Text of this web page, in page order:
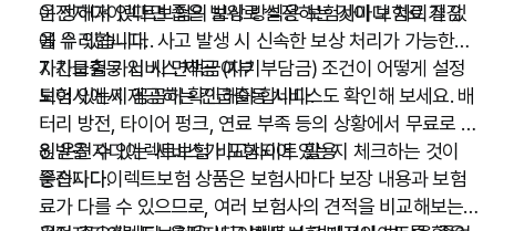
이 정해져 있다면 좁은 범위로 설정하는 것이 보험료 절감
에 유리합니다.
운전자다이렉트보험의 보상 방식은 보험사마다 차이가 있
을 수 있습니다. 사고 발생 시 신속한 보상 처리가 가능한지,
자차보험 가입 시 면책금(자기부담금) 조건이 어떻게 설정
되어 있는지 꼼꼼히 확인해야 합니다.
7. 긴급출동 서비스 제공 여부
보험사에서 제공하는 긴급출동 서비스도 확인해 보세요. 배
터리 방전, 타이어 펑크, 연료 부족 등의 상황에서 무료로 지
원받을 수 있는 서비스가 포함되어 있는지 체크하는 것이
좋습니다.
8. 운전자다이렉트보험 비교사이트 활용
운전자다이렉트보험 상품은 보험사마다 보장 내용과 보험
료가 다를 수 있으므로, 여러 보험사의 견적을 비교해보는